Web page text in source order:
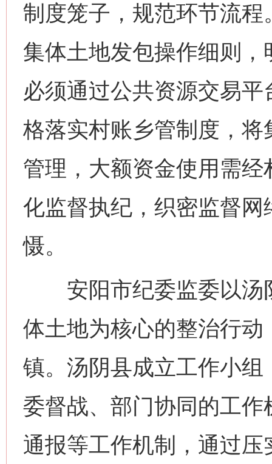
制度笼子，规范环节流
集体土地发包操作细则
必须通过公共资源交易
格落实村账乡管制度，
管理，大额资金使用需
化监督执纪，织密监督
慑。
安阳市纪委监委以汤
体土地为核心的整治行
镇。汤阴县成立工作小
委督战、部门协同的工
通报等工作机制，通过